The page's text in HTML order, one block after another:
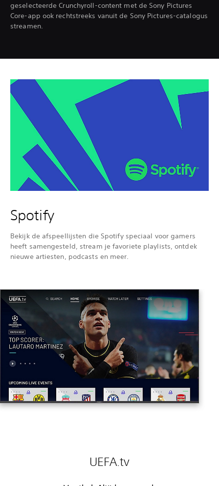
geselecteerde Crunchyroll-content met de Sony Pictures
Core-app ook rechtstreeks vanuit de Sony Pictures-catalogus
streamen.
Spotify
Bekijk de afspeellijsten die Spotify speciaal voor gamers
heeft samengesteld, stream je favoriete playlists, ontdek
nieuwe artiesten, podcasts en meer.
UEFA.tv